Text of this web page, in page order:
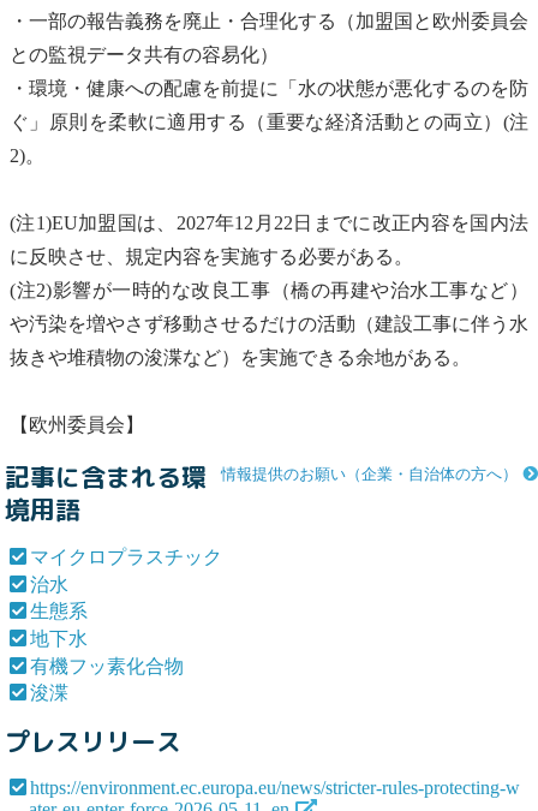
・一部の報告義務を廃止・合理化する（加盟国と欧州委員会
との監視データ共有の容易化）
・環境・健康への配慮を前提に「水の状態が悪化するのを防
ぐ」原則を柔軟に適用する（重要な経済活動との両立）(注
2)。
(注1)EU加盟国は、2027年12月22日までに改正内容を国内法
に反映させ、規定内容を実施する必要がある。
(注2)影響が一時的な改良工事（橋の再建や治水工事など）
や汚染を増やさず移動させるだけの活動（建設工事に伴う水
抜きや堆積物の浚渫など）を実施できる余地がある。
【欧州委員会】
情報提供のお願い（企業・自治体の方へ）
記事に含まれる環
境用語
マイクロプラスチック
治水
生態系
地下水
有機フッ素化合物
浚渫
プレスリリース
https://environment.ec.europa.eu/news/stricter-rules-protecting-w